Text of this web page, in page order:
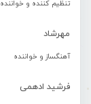
تنظیم کننده و خواننده
مهرشاد
آهنگساز و خواننده
فرشید ادهمی